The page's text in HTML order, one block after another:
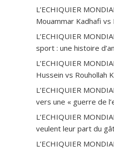
L’ECHIQUIER
Mouammar Kadhafi
L’ECHIQUIER
sport : une histoire
L’ECHIQUIER
Hussein vs Rouhollah
L’ECHIQUIER
vers une « guerre de
L’ECHIQUIER
veulent leur part du
L’ECHIQUIER